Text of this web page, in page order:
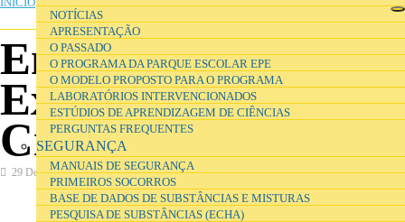
NOTÍCIAS
APRESENTAÇÃO
O PASSADO
O PROGRAMA DA PARQUE ESCOLAR EPE
O MODELO PROPOSTO PARA O PROGRAMA
LABORATÓRIOS INTERVENCIONADOS
ESTÚDIOS DE APRENDIZAGEM DE CIÊNCIAS
PERGUNTAS FREQUENTES
SEGURANÇA
MANUAIS DE SEGURANÇA
PRIMEIROS SOCORROS
BASE DE DADOS DE SUBSTÂNCIAS E MISTURAS
PESQUISA DE SUBSTÂNCIAS (ECHA)
INÍCIO»ENSINO E FORMAÇÃO
Ensino
Experimental das
Ciências
29 Dezembro 2016